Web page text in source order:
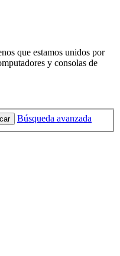
que estamos unidos por
y consolas de
Búsqueda avanzada